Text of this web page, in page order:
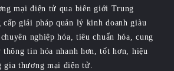
mại điện tử qua biên giới Trung
cấp giải pháp quản lý kinh doanh giàu
nghiệp hóa, tiêu chuẩn hóa, cung
thông tin hóa nhanh hơn, tốt hơn, hiệu
gia thương mại điện tử.